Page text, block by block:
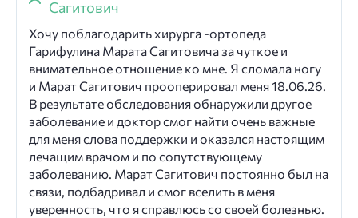
Сагитович
Хочу поблагодарить хирурга -ортопеда
Гарифулина Марата Сагитовича за чуткое и
внимательное отношение ко мне. Я сломала ногу
и Марат Сагитович прооперировал меня 18.06.26.
В результате обследования обнаружили другое
заболевание и доктор смог найти очень важные
для меня слова поддержки и оказался настоящим
лечащим врачом и по сопутствующему
заболеванию. Марат Сагитович постоянно был на
связи, подбадривал и смог вселить в меня
уверенность, что я справлюсь со своей болезнью.